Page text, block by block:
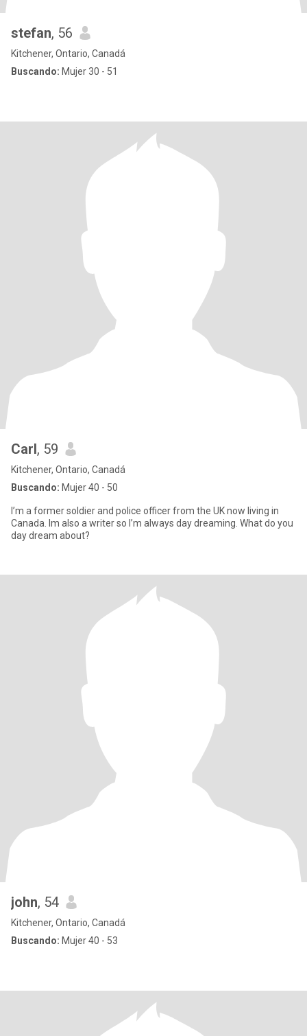
stefan, 56
Kitchener, Ontario, Canadá
Buscando: Mujer 30 - 51
Carl, 59
Kitchener, Ontario, Canadá
Buscando: Mujer 40 - 50
I’m a former soldier and police officer from the UK now living in
Canada. Im also a writer so I’m always day dreaming. What do you
day dream about?
john, 54
Kitchener, Ontario, Canadá
Buscando: Mujer 40 - 53